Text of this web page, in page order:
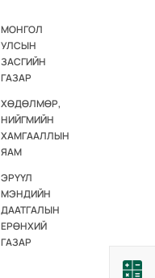
МОНГОЛ
УЛСЫН
ЗАСГИЙН
ГАЗАР
ХӨДӨЛМӨР,
НИЙГМИЙН
ХАМГААЛЛЫН
ЯАМ
ЭРҮҮЛ
МЭНДИЙН
ДААТГАЛЫН
ЕРӨНХИЙ
ГАЗАР